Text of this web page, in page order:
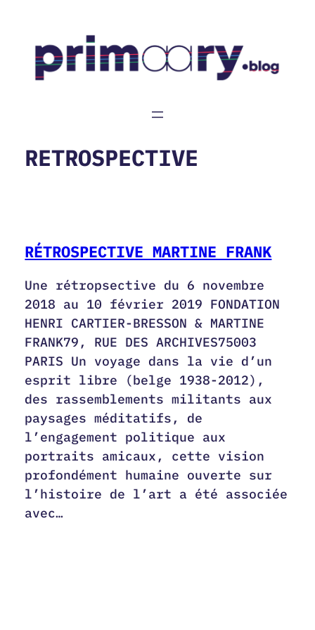
contenu
RETROSPECTIVE
RÉTROSPECTIVE MARTINE FRANK
Une rétropsective du 6 novembre
2018 au 10 février 2019 FONDATION
HENRI CARTIER-BRESSON & MARTINE
FRANK79, RUE DES ARCHIVES75003
PARIS Un voyage dans la vie d’un
esprit libre (belge 1938-2012),
des rassemblements militants aux
paysages méditatifs, de
l’engagement politique aux
portraits amicaux, cette vision
profondément humaine ouverte sur
l’histoire de l’art a été associée
avec…